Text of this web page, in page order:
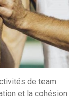
de team
et la cohésion